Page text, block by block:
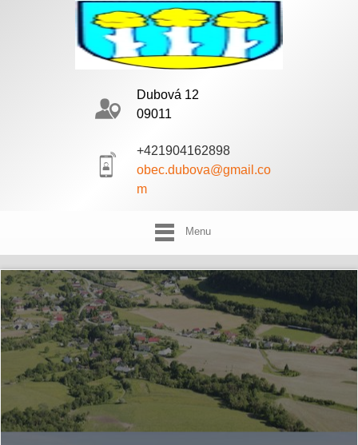
Dubová 12
09011
+421904162898
obec.dubova@gmail.co
m
Menu